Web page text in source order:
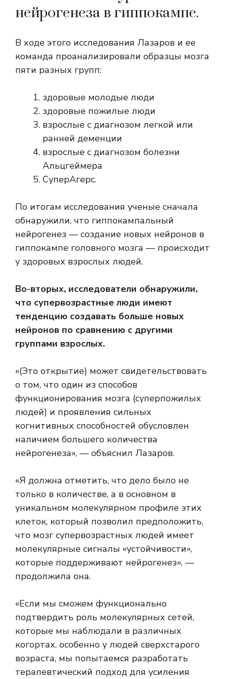
нейрогенеза в гиппокампе.
В ходе этого исследования Лазаров и ее
команда проанализировали образцы мозга
пяти разных групп:
здоровые молодые люди
здоровые пожилые люди
взрослые с диагнозом легкой или
ранней деменции
взрослые с диагнозом болезни
Альцгеймера
СуперАгерс.
По итогам исследования ученые сначала
обнаружили, что гиппокампальный
нейрогенез — создание новых нейронов в
гиппокампе головного мозга — происходит
у здоровых взрослых людей.
Во-вторых, исследователи обнаружили,
что супервозрастные люди имеют
тенденцию создавать больше новых
нейронов по сравнению с другими
группами взрослых.
«(Это открытие) может свидетельствовать
о том, что один из способов
функционирования мозга (суперпожилых
людей) и проявления сильных
когнитивных способностей обусловлен
наличием большего количества
нейрогенеза», — объяснил Лазаров.
«Я должна отметить, что дело было не
только в количестве, а в основном в
уникальном молекулярном профиле этих
клеток, который позволил предположить,
что мозг супервозрастных людей имеет
молекулярные сигналы «устойчивости»,
которые поддерживают нейрогенез», —
продолжила она.
«Если мы сможем функционально
подтвердить роль молекулярных сетей,
которые мы наблюдали в различных
когортах, особенно у людей сверхстарого
возраста, мы попытаемся разработать
терапевтический подход для усиления